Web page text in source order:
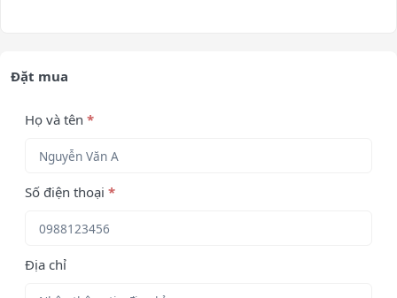
Đặt mua
Họ và tên *
Số điện thoại *
Địa chỉ